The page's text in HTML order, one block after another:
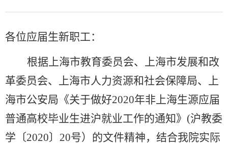
各位应届生新职工：
根据上海市教育委员会、上海市发展和改
革委员会、上海市人力资源和社会保障局、上
海市公安局《关于做好2020年非上海生源应届
普通高校毕业生进沪就业工作的通知》(沪教委
学〔2020〕20号）的文件精神，结合我院实际